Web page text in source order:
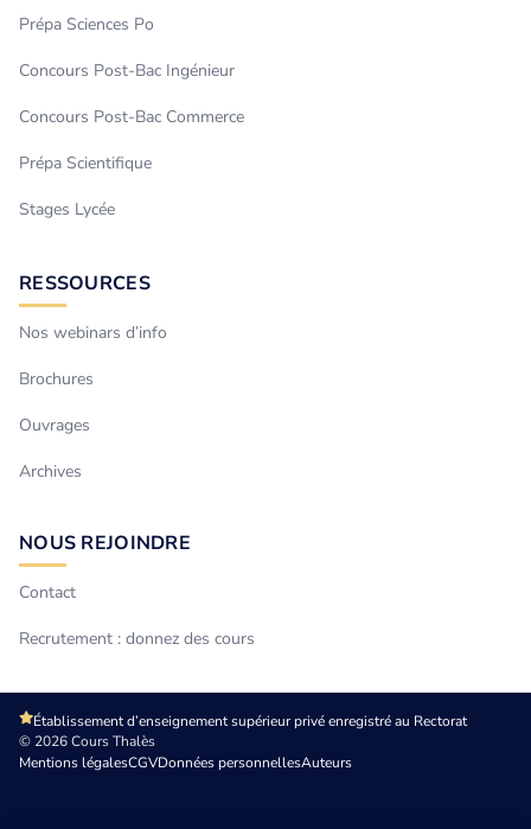
Prépa Sciences Po
Concours Post-Bac Ingénieur
Concours Post-Bac Commerce
Prépa Scientifique
Stages Lycée
RESSOURCES
Nos webinars d’info
Brochures
Ouvrages
Archives
NOUS REJOINDRE
Contact
Recrutement : donnez des cours
Établissement d’enseignement supérieur privé enregistré au Rectorat
© 2026 Cours Thalès
Mentions légalesCGVDonnées personnellesAuteurs